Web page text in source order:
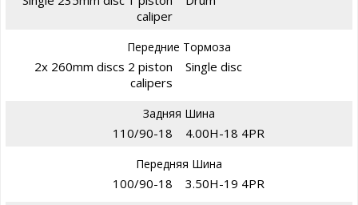
caliper
Передние Тормоза
2x 260mm discs 2 piston
calipers
Single disc
Задняя Шина
110/90-18 4.00H-18 4PR
Передняя Шина
100/90-18 3.50H-19 4PR